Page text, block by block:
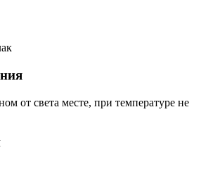
от света месте, при температуре не